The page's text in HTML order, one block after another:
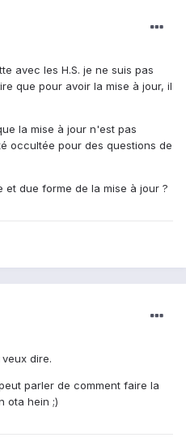
avec les H.S. je ne suis pas
que pour avoir la mise à jour, il
la mise à jour n'est pas
occultée pour des questions de
due forme de la mise à jour ?
dire.
parler de comment faire la
ota hein ;)